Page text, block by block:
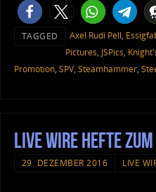
TAGGED Axel Rudi Pell,
Pictures, JSPics,
Promotion, SPV, Steamhammer,
Live Wire Hefte
29. DEZEMBER 2016 LIVE